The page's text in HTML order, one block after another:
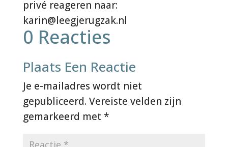
0 Reacties
Plaats Een Reactie
Je e-mailadres wordt niet
gepubliceerd. Vereiste velden zijn
gemarkeerd met *